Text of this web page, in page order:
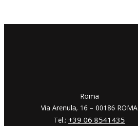
​​Roma
Via Arenula, 16 – 00186 ROMA
Tel.: +39 06 8541435